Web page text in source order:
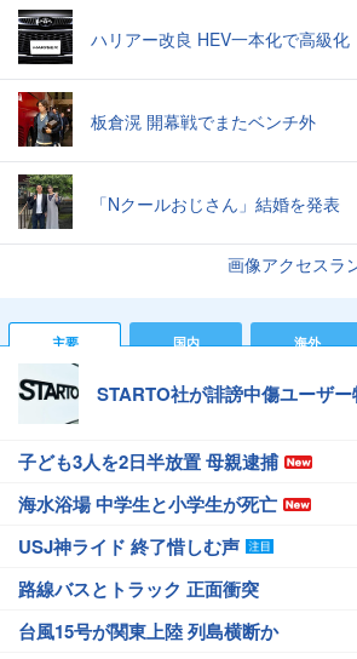
ハリアー改良 HEV一本化で高級化
板倉滉 開幕戦でまたベンチ外
「Nクールおじさん」結婚を発表
画像アクセスラ
主要 国内 海外
STARTO社が誹謗中傷ユーザー
子ども3人を2日半放置 母親逮捕
海水浴場 中学生と小学生が死亡
USJ神ライド 終了惜しむ声
路線バスとトラック 正面衝突
台風15号が関東上陸 列島横断か